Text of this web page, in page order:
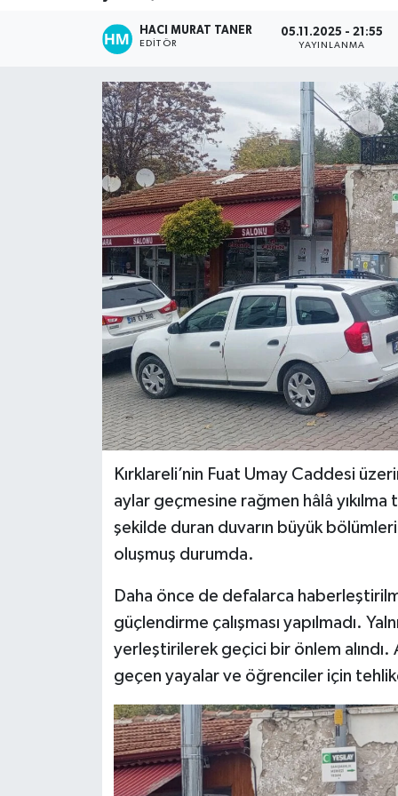
HACI MURAT TANER
EDITÖR
05.11.2025 - 21:55
YAYINLANMA
Kırklareli’nin Fuat Umay Caddesi
aylar geçmesine rağmen hâlâ
şekilde duran duvarın büyük
oluşmuş durumda.
Daha önce de defalarca
güçlendirme çalışması yapılmadı.
yerleştirilerek geçici bir önlem
geçen yayalar ve öğrenciler için